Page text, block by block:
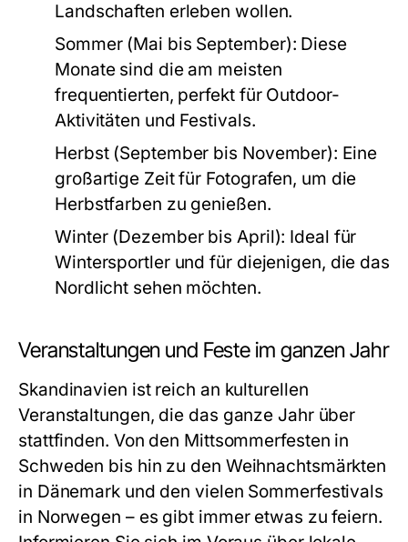
Landschaften erleben wollen.
Sommer (Mai bis September): Diese
Monate sind die am meisten
frequentierten, perfekt für Outdoor-
Aktivitäten und Festivals.
Herbst (September bis November): Eine
großartige Zeit für Fotografen, um die
Herbstfarben zu genießen.
Winter (Dezember bis April): Ideal für
Wintersportler und für diejenigen, die das
Nordlicht sehen möchten.
Veranstaltungen und Feste im ganzen Jahr
Skandinavien ist reich an kulturellen
Veranstaltungen, die das ganze Jahr über
stattfinden. Von den Mittsommerfesten in
Schweden bis hin zu den Weihnachtsmärkten
in Dänemark und den vielen Sommerfestivals
in Norwegen – es gibt immer etwas zu feiern.